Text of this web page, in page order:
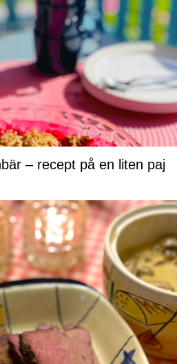
– recept på en liten paj